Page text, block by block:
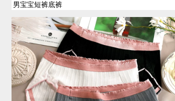
男宝宝短裤底裤